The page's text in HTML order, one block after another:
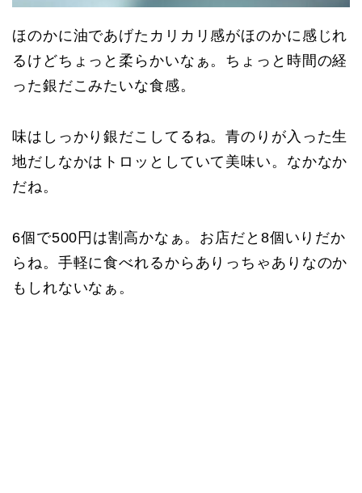
ほのかに油であげたカリカリ感がほのかに感じれ
るけどちょっと柔らかいなぁ。ちょっと時間の経
った銀だこみたいな食感。
味はしっかり銀だこしてるね。青のりが入った生
地だしなかはトロッとしていて美味い。なかなか
だね。
6個で500円は割高かなぁ。お店だと8個いりだか
らね。手軽に食べれるからありっちゃありなのか
もしれないなぁ。